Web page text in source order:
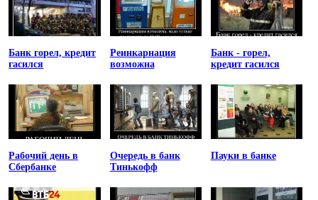
Банк горел, кредит
гасился
Реинкарнация
возможна
Банк - горел,
кредит гасился
Рабочий день в
Сбербанке
Очередь в банк
Тинькофф
Пауки в банке